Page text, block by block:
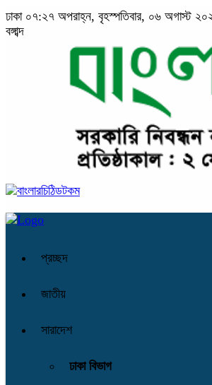
ঢাকা ০৭:২৭ অপরাহ্ন, বৃহস্পতিবার, ০৬ অগাস্ট
বঙ্গাব্দ
প্রচ্ছদ
জাতীয়
সারাদেশ
ঢাকা বিভাগ